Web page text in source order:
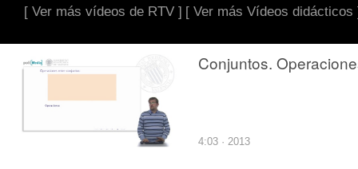
[ Ver más vídeos de RTV ] [ Ver más Vídeos didácticos
Conjuntos.
4:03 · 2013